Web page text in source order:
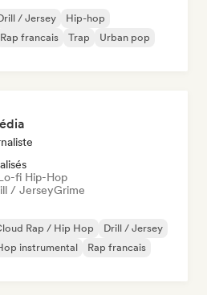
/ Jersey
Hip-hop
Rap francais Trap
Urban pop
fi Hip-Hop
/ JerseyGrime
Rap / Hip Hop
Drill / Jersey
instrumental
Rap francais